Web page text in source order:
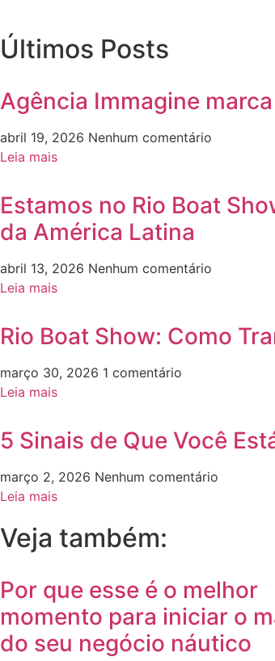
Últimos Posts
Agência Immagine
abril 19, 2026 Nenhum comentário
Leia mais
Estamos no Rio Boat
da América Latina
abril 13, 2026 Nenhum comentário
Leia mais
Rio Boat Show: Como
março 30, 2026 1 comentário
Leia mais
5 Sinais de Que Você
março 2, 2026 Nenhum comentário
Leia mais
Veja também:
Por que esse é o melhor
momento para iniciar o
do seu negócio náutico